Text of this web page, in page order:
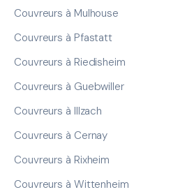
Couvreurs à Mulhouse
Couvreurs à Pfastatt
Couvreurs à Riedisheim
Couvreurs à Guebwiller
Couvreurs à Illzach
Couvreurs à Cernay
Couvreurs à Rixheim
Couvreurs à Wittenheim